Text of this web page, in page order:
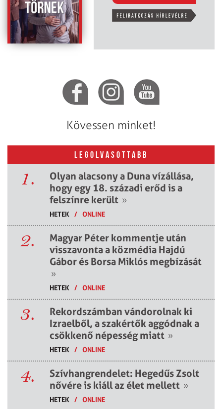
Kövessen minket!
LEGOLVASOTTABB
1.
Olyan alacsony a Duna vízállása,
hogy egy 18. századi erőd is a
felszínre került »
HETEK / ONLINE
2.
Magyar Péter kommentje után
visszavonta a közmédia Hajdú
Gábor és Borsa Miklós megbízását
»
HETEK / ONLINE
3.
Rekordszámban vándorolnak ki
Izraelből, a szakértők aggódnak a
csökkenő népesség miatt »
HETEK / ONLINE
4.
Szívhangrendelet: Hegedűs Zsolt
nővére is kiáll az élet mellett »
HETEK / ONLINE